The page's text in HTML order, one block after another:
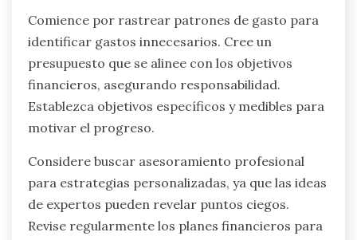
¿Cuáles son las mejores
prácticas para tomar decisiones
Para tomar decisiones financieras más
saludables, reconozca que repetir las mismas
acciones produce resultados inalterados.